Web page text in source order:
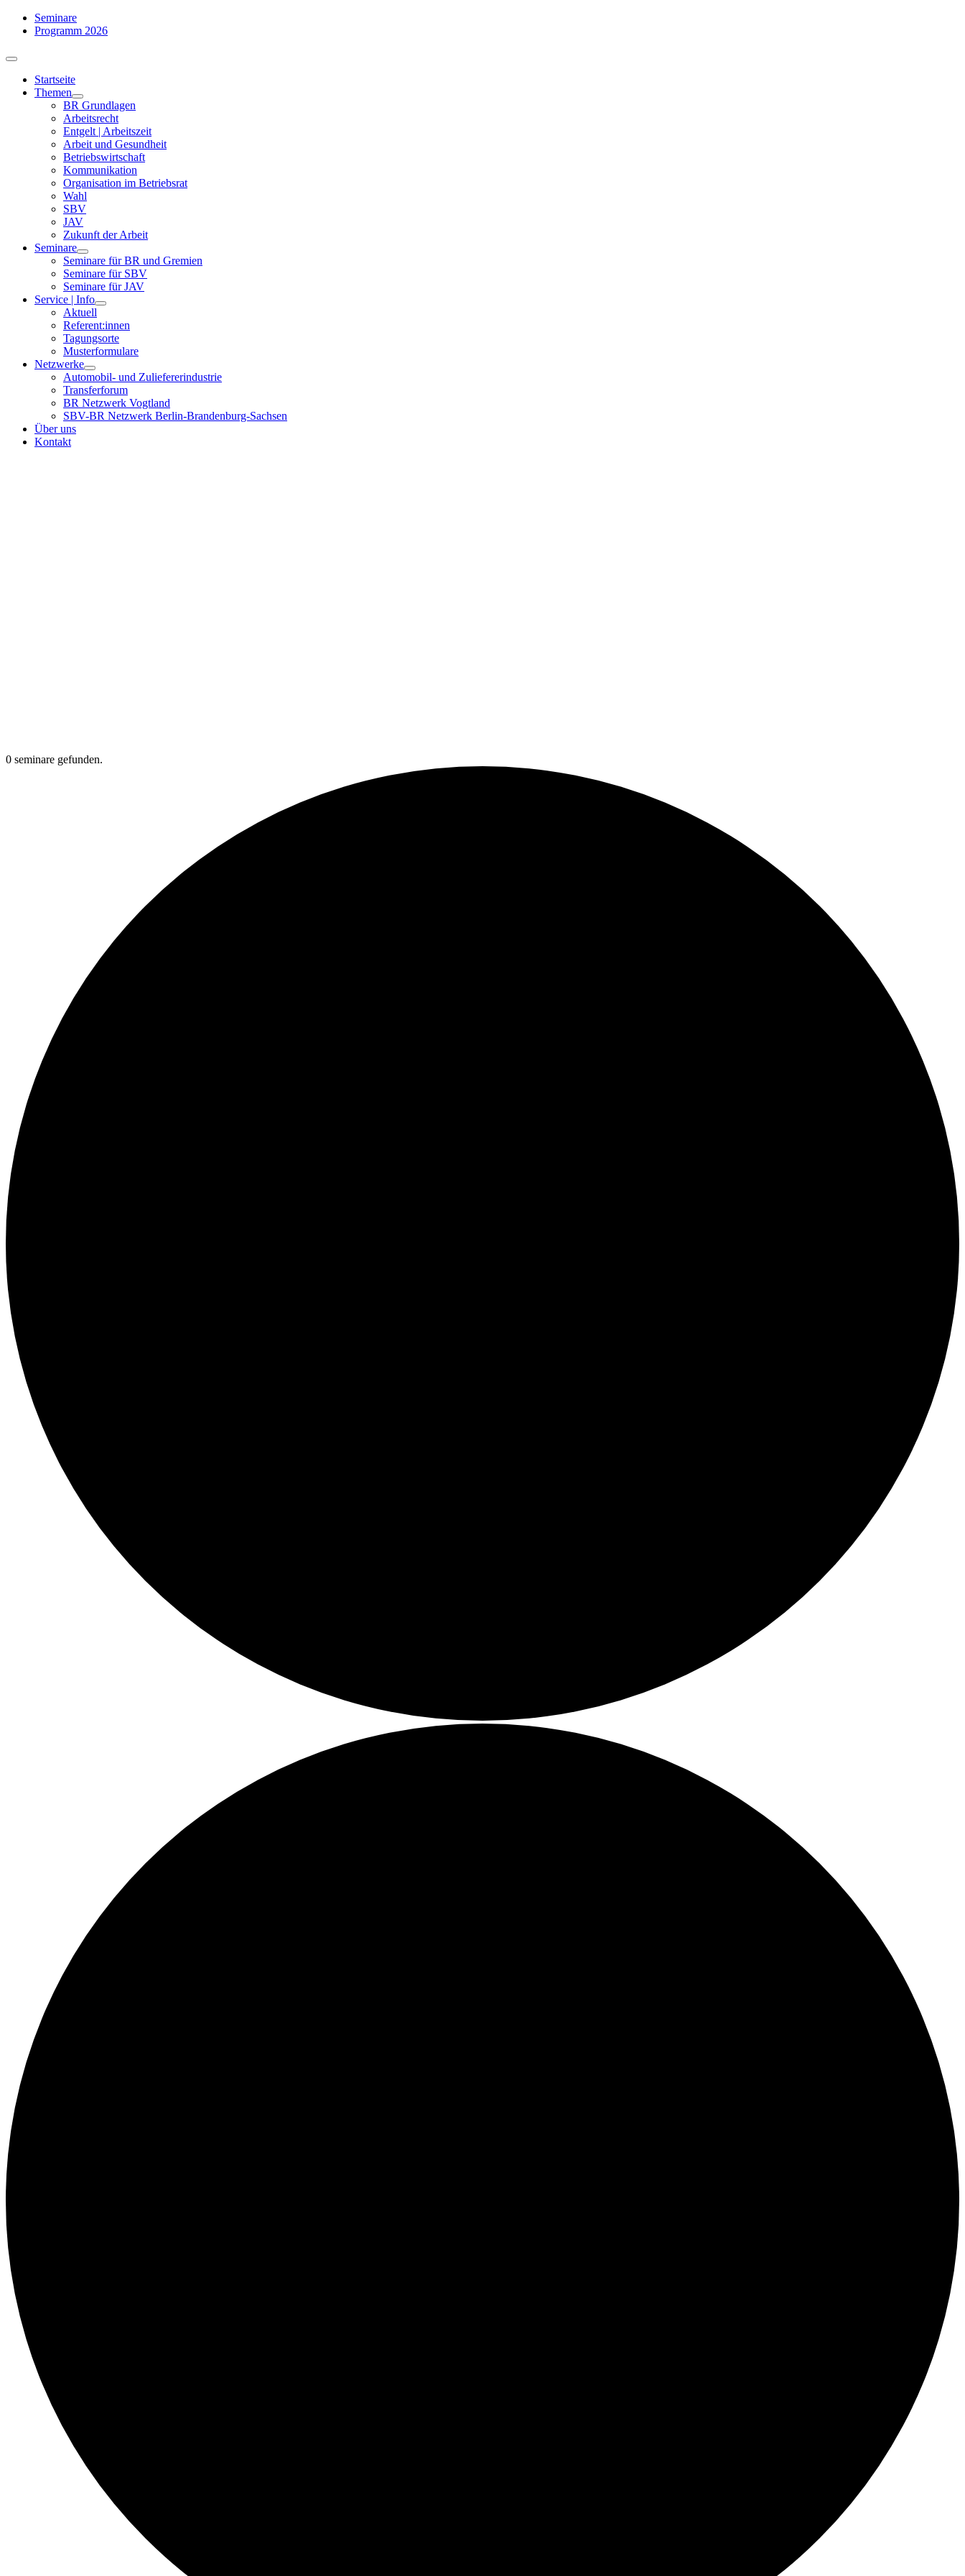
Zum
Inhalt
Seminare
Programm 2026
Toggle
NavigationStartseite
Themen
BR Grundlagen
Arbeits­recht
Entgelt | Arbeitszeit
Arbeit und Gesundheit
Betriebswirtschaft
Kommuni­kation
Organisation im Betriebsrat
Wahl
SBV
JAV
Zukunft der Arbeit
Seminare
Seminare für BR und Gremien
Seminare für SBV
Seminare für JAV
Service | Info
Aktuell
Referent:innen
Tagungsorte
Musterformulare
Netzwerke
Automobil- und Zuliefererindustrie
Transferforum
BR Netzwerk Vogtland
SBV-BR Netzwerk Berlin-Brandenburg-Sachsen
Über uns
Kontakt
0 seminare gefunden.